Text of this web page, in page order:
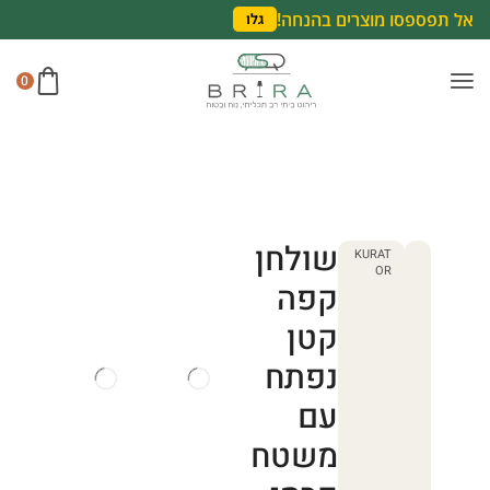
אל תפספסו מוצרים בהנחה! גלו
0
KURAT
OR
שולחן
קפה
קטן
נפתח
עם
משטח